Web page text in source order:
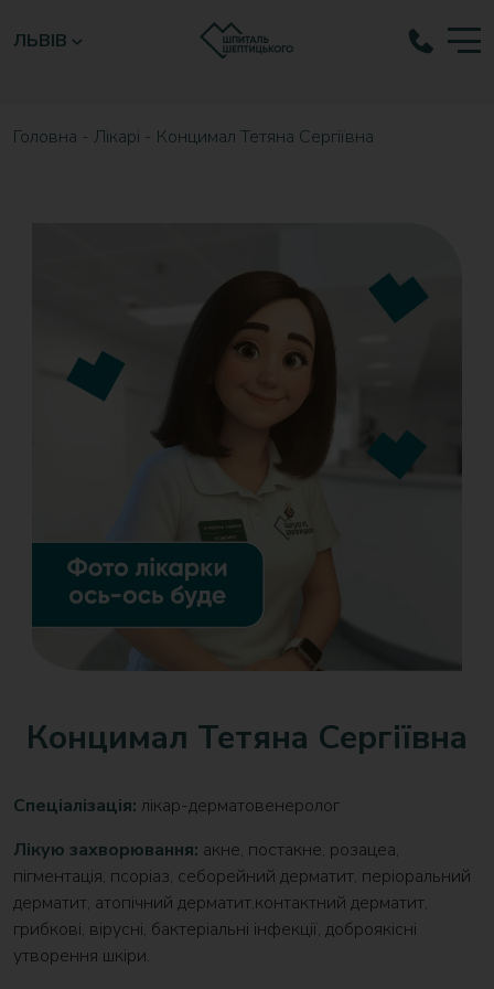
ЛЬВІВ
Головна - Лікарі - Концимал Тетяна Сергіївна
Концимал Тетяна Сергіївна
Спеціалізація: лікар-дерматовенеролог
Лікую захворювання: акне, постакне, розацеа,
пігментація, псоріаз, себорейний дерматит, періоральний
дерматит, атопічний дерматит,контактний дерматит,
грибкові, вірусні, бактеріальні інфекції, доброякісні
утворення шкіри.